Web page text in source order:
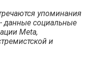
упоминания
данные социальные
Meta,
и